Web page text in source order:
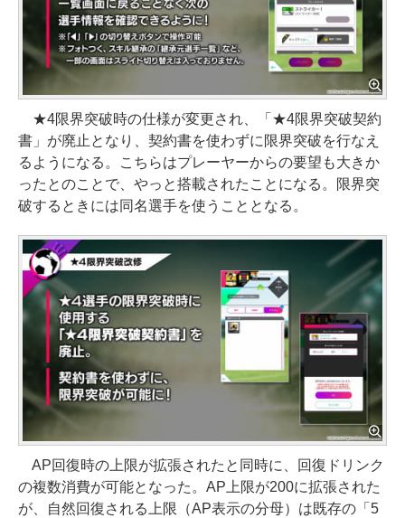
★4限界突破時の仕様が変更され、「★4限界突破契約
書」が廃止となり、契約書を使わずに限界突破を行なえ
るようになる。こちらはプレーヤーからの要望も大きか
ったとのことで、やっと搭載されたことになる。限界突
破するときには同名選手を使うこととなる。
AP回復時の上限が拡張されたと同時に、回復ドリンク
の複数消費が可能となった。AP上限が200に拡張された
が、自然回復される上限（AP表示の分母）は既存の「5